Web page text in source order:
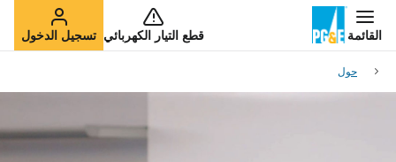
القائمة قطع التيار الكهربائي تسجيل الدخول
حول